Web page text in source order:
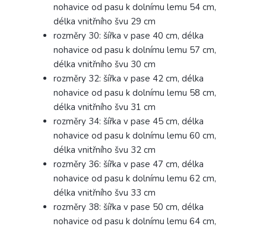
nohavice od pasu k dolnímu lemu 54 cm,
délka vnitřního švu 29 cm
rozměry 30: šířka v pase 40 cm, délka
nohavice od pasu k dolnímu lemu 57 cm,
délka vnitřního švu 30 cm
rozměry 32: šířka v pase 42 cm, délka
nohavice od pasu k dolnímu lemu 58 cm,
délka vnitřního švu 31 cm
rozměry 34: šířka v pase 45 cm, délka
nohavice od pasu k dolnímu lemu 60 cm,
délka vnitřního švu 32 cm
rozměry 36: šířka v pase 47 cm, délka
nohavice od pasu k dolnímu lemu 62 cm,
délka vnitřního švu 33 cm
rozměry 38: šířka v pase 50 cm, délka
nohavice od pasu k dolnímu lemu 64 cm,